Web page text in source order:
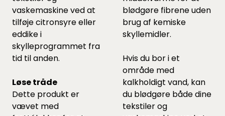
vaskemaskine ved at
tilføje citronsyre eller
eddike i
skylleprogrammet fra
tid til anden.
Løse tråde
Dette produkt er
vævet med
blødgøre fibrene uden
brug af kemiske
skyllemidler.
Hvis du bor i et
område med
kalkholdigt vand, kan
du blødgøre både dine
tekstiler og